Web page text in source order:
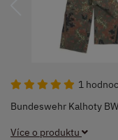
1
Bundeswehr Kalhoty
Více o produktu